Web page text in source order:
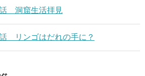
洞窟生活拝見
リンゴはだれの手に？